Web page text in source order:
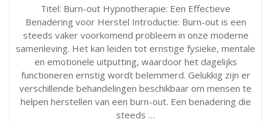
Titel: Burn-out Hypnotherapie: Een Effectieve
Benadering voor Herstel Introductie: Burn-out is een
steeds vaker voorkomend probleem in onze moderne
samenleving. Het kan leiden tot ernstige fysieke, mentale
en emotionele uitputting, waardoor het dagelijks
functioneren ernstig wordt belemmerd. Gelukkig zijn er
verschillende behandelingen beschikbaar om mensen te
helpen herstellen van een burn-out. Een benadering die
steeds …